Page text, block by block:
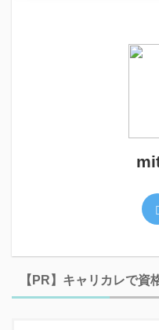
【PR】キャリカレで資